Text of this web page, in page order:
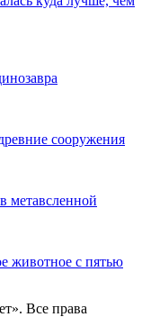
сооружения
метавсленной
животное с пятью
Все права